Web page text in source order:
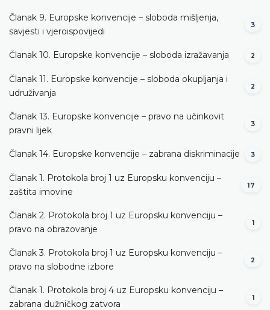
Članak 9. Europske konvencije – sloboda mišljenja,
savjesti i vjeroispovijedi
3
Članak 10. Europske konvencije – sloboda izražavanja 2
Članak 11. Europske konvencije – sloboda okupljanja i
udruživanja
2
Članak 13. Europske konvencije – pravo na učinkovit
pravni lijek
3
Članak 14. Europske konvencije – zabrana diskriminacije 3
Članak 1. Protokola broj 1 uz Europsku konvenciju –
zaštita imovine
17
Članak 2. Protokola broj 1 uz Europsku konvenciju –
pravo na obrazovanje
1
Članak 3. Protokola broj 1 uz Europsku konvenciju –
pravo na slobodne izbore
2
Članak 1. Protokola broj 4 uz Europsku konvenciju –
zabrana dužničkog zatvora
1